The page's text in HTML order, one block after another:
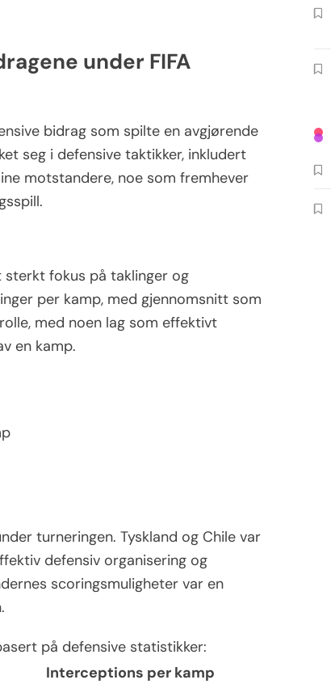
under FIFA
bidrag som spilte en avgjørende
seg i defensive taktikker, inkludert
motstandere, noe som fremhever
fokus på taklinger og
per kamp, med gjennomsnitt som
med noen lag som effektivt
en kamp.
turneringen. Tyskland og Chile var
defensiv organisering og
scoringsmuligheter var en
på defensive statistikker:
Interceptions per kamp